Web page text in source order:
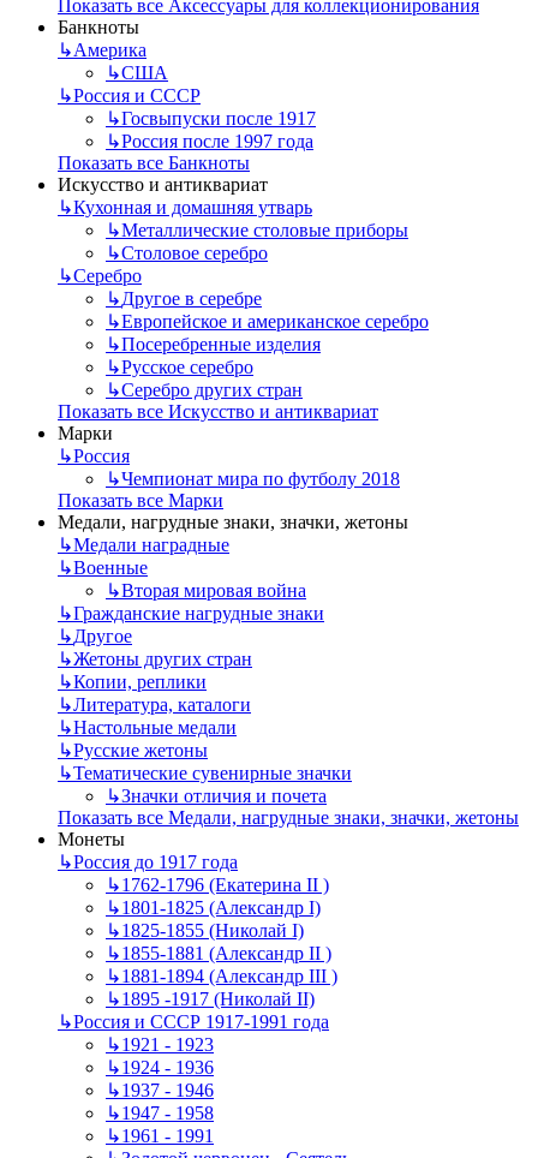
Показать все Аксессуары для коллекционирования
Банкноты
↳Америка
↳США
↳Россия и СССР
↳Госвыпуски после 1917
↳Россия после 1997 года
Показать все Банкноты
Искусство и антиквариат
↳Кухонная и домашняя утварь
↳Металлические столовые приборы
↳Столовое серебро
↳Серебро
↳Другое в серебре
↳Европейское и американское серебро
↳Посеребренные изделия
↳Русское серебро
↳Серебро других стран
Показать все Искусство и антиквариат
Марки
↳Россия
↳Чемпионат мира по футболу 2018
Показать все Марки
Медали, нагрудные знаки, значки, жетоны
↳Mедали наградные
↳Военные
↳Вторая мировая война
↳Гражданские нагрудные знаки
↳Другое
↳Жетоны других стран
↳Копии, реплики
↳Литература, каталоги
↳Настольные медали
↳Русские жетоны
↳Тематические сувенирные значки
↳Значки отличия и почета
Показать все Медали, нагрудные знаки, значки, жетоны
Монеты
↳Россия до 1917 года
↳1762-1796 (Екатерина II )
↳1801-1825 (Александр I)
↳1825-1855 (Николай I)
↳1855-1881 (Александр II )
↳1881-1894 (Александр III )
↳1895 -1917 (Николай II)
↳Россия и СССР 1917-1991 года
↳1921 - 1923
↳1924 - 1936
↳1937 - 1946
↳1947 - 1958
↳1961 - 1991